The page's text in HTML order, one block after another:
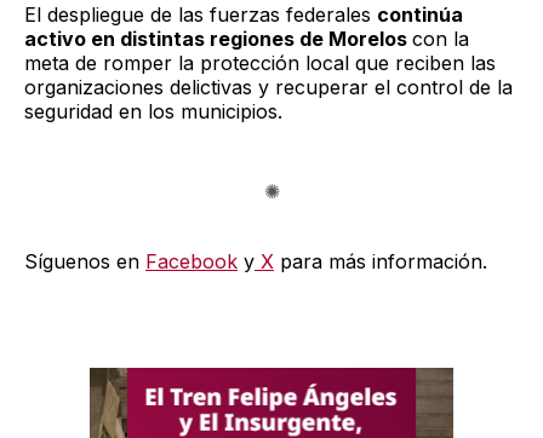
El despliegue de las fuerzas federales continúa
activo en distintas regiones de Morelos con la
meta de romper la protección local que reciben las
organizaciones delictivas y recuperar el control de la
seguridad en los municipios.
Síguenos en Facebook y X para más información.